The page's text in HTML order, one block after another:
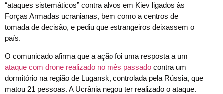
“ataques sistemáticos” contra alvos em Kiev ligados às
Forças Armadas ucranianas, bem como a centros de
tomada de decisão, e pediu que estrangeiros deixassem o
país.
O comunicado afirma que a ação foi uma resposta a um
ataque com drone realizado no mês passado contra um
dormitório na região de Lugansk, controlada pela Rússia, que
matou 21 pessoas. A Ucrânia negou ter realizado o ataque.